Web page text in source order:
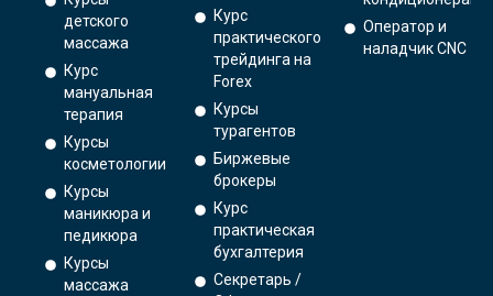
детского
массажа
Курс
мануальная
терапия
Курсы
косметологии
Курсы
маникюра и
педикюра
Курсы
массажа
Курс
практического
трейдинга на
Forex
Курсы
турагентов
Биржевые
брокеры
Курс
практическая
бухгалтерия
Секретарь /
Оператор и
наладчик CNC